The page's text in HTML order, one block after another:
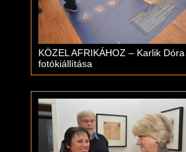
KÖZEL AFRIKÁHOZ – Karlik Dóra
fotókiállítása